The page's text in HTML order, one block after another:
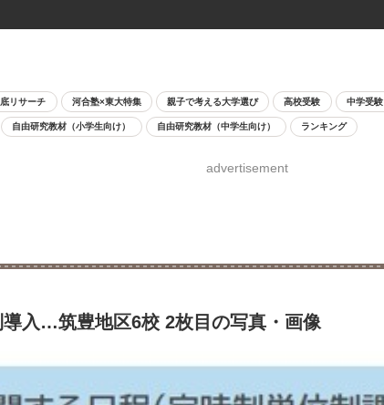
リサーチ 河合塾×東大特集 親子で考える大学選び 高校受験 中学受験
自由研究教材（小学生向け） 自由研究教材（中学生向け） ランキング
advertisement
導入…筑豊地区6校 2枚目の写真・画像